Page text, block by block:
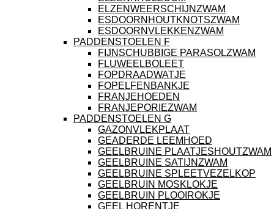
ELZENWEERSCHIJNZWAM
ESDOORNHOUTKNOTSZWAM
ESDOORNVLEKKENZWAM
PADDENSTOELEN F
FIJNSCHUBBIGE PARASOLZWAM
FLUWEELBOLEET
FOPDRAADWATJE
FOPELFENBANKJE
FRANJEHOEDEN
FRANJEPORIEZWAM
PADDENSTOELEN G
GAZONVLEKPLAAT
GEADERDE LEEMHOED
GEELBRUINE PLAATJESHOUTZWAM
GEELBRUINE SATIJNZWAM
GEELBRUINE SPLEETVEZELKOP
GEELBRUIN MOSKLOKJE
GEELBRUIN PLOOIROKJE
GEEL HORENTJE